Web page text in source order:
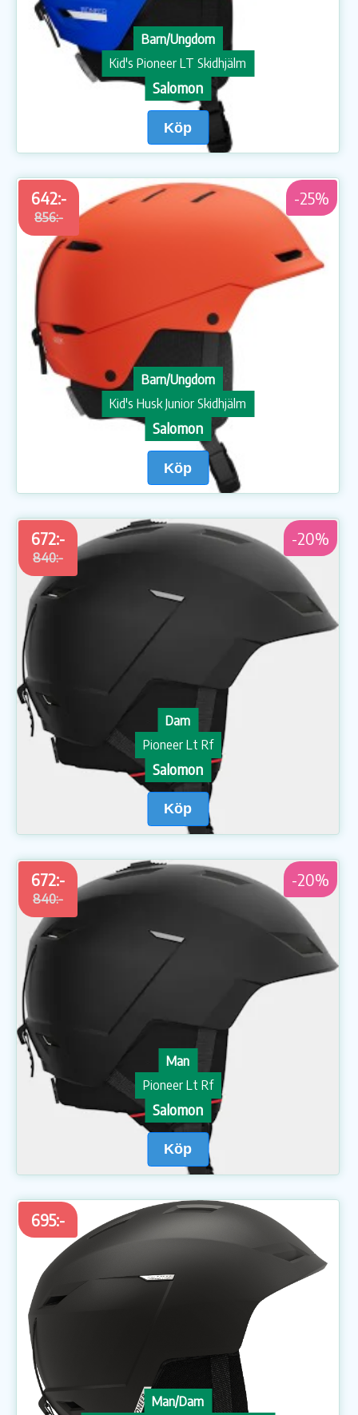
Barn/Ungdom
Kid's Pioneer LT Skidhjälm
Salomon
Köp
642:-
856:-
-25%
Barn/Ungdom
Kid's Husk Junior Skidhjälm
Salomon
Köp
672:-
840:-
-20%
Dam
Pioneer Lt Rf
Salomon
Köp
672:-
840:-
-20%
Man
Pioneer Lt Rf
Salomon
Köp
695:-
Man/Dam